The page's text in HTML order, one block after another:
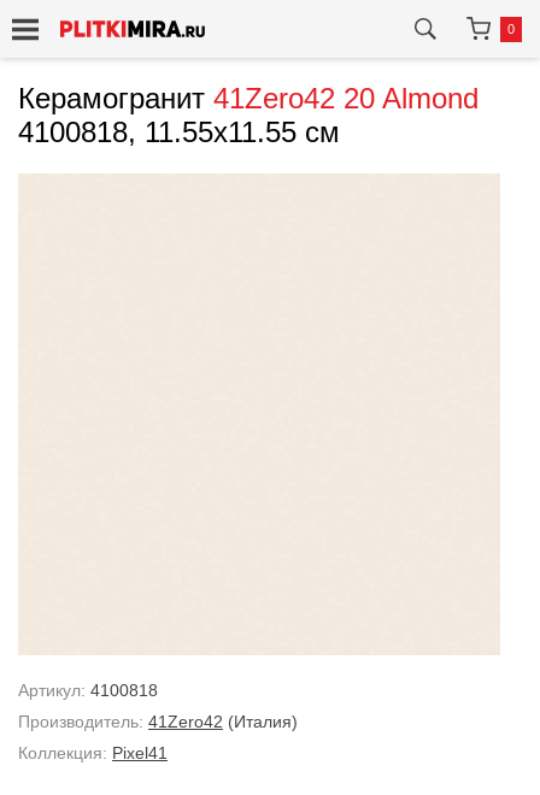
0
Керамогранит 41Zero42 20 Almond
4100818, 11.55x11.55 см
Артикул: 4100818
Производитель: 41Zero42 (Италия)
Коллекция: Pixel41